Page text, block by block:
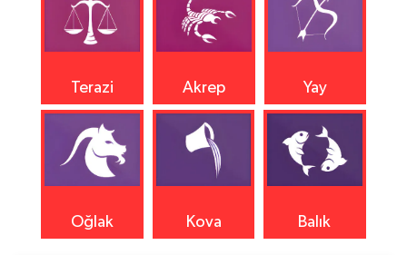
Terazi Akrep Yay
Oğlak Kova Balık